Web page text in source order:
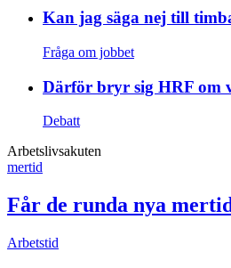
Kan jag säga nej till
Fråga om jobbet
Därför bryr sig HRF om
Debatt
Arbetslivsakuten
mertid
Får de runda nya
Arbetstid